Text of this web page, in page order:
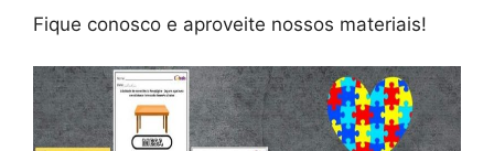
Fique conosco e aproveite nossos materiais!